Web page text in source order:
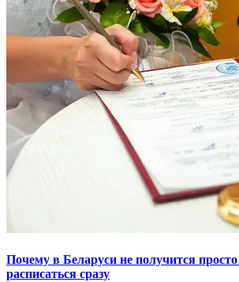
Почему в Беларуси не получится
расписаться сразу